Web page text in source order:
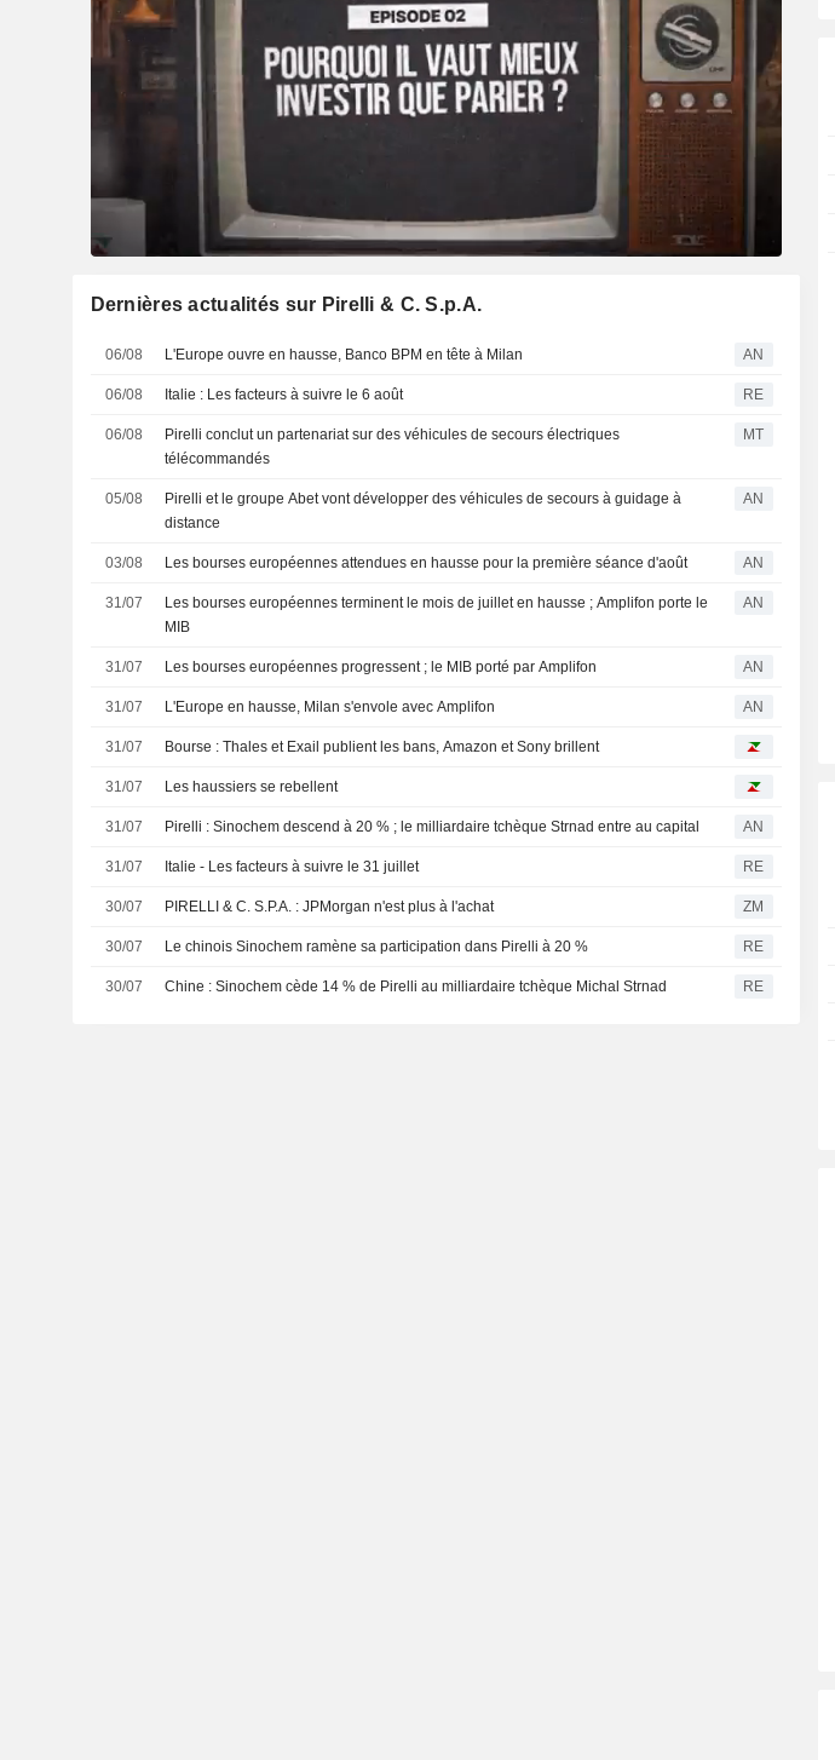
Dernières actualités sur Pirelli & C. S.p.A.
06/08 L'Europe ouvre en hausse, Banco BPM en tête à Milan AN
06/08 Italie : Les facteurs à suivre le 6 août RE
06/08
Pirelli conclut un partenariat sur des véhicules de secours électriques
télécommandés
MT
05/08
Pirelli et le groupe Abet vont développer des véhicules de secours à guidage à
distance
AN
03/08 Les bourses européennes attendues en hausse pour la première séance d'août AN
31/07
Les bourses européennes terminent le mois de juillet en hausse ; Amplifon porte le
MIB
AN
31/07 Les bourses européennes progressent ; le MIB porté par Amplifon AN
31/07 L'Europe en hausse, Milan s'envole avec Amplifon AN
31/07 Bourse : Thales et Exail publient les bans, Amazon et Sony brillent
31/07 Les haussiers se rebellent
31/07 Pirelli : Sinochem descend à 20 % ; le milliardaire tchèque Strnad entre au capital AN
31/07 Italie - Les facteurs à suivre le 31 juillet RE
30/07 PIRELLI & C. S.P.A. : JPMorgan n'est plus à l'achat ZM
30/07 Le chinois Sinochem ramène sa participation dans Pirelli à 20 % RE
30/07 Chine : Sinochem cède 14 % de Pirelli au milliardaire tchèque Michal Strnad RE